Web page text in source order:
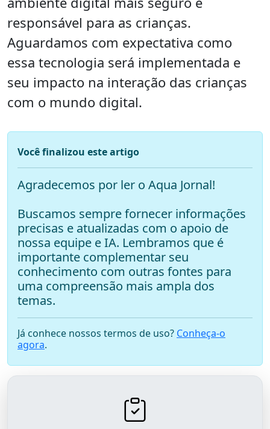
responsável para as crianças.
Aguardamos com expectativa como
essa tecnologia será implementada e
seu impacto na interação das crianças
com o mundo digital.
Você finalizou este artigo
Agradecemos por ler o Aqua Jornal!
Buscamos sempre fornecer informações
precisas e atualizadas com o apoio de
nossa equipe e IA. Lembramos que é
importante complementar seu
conhecimento com outras fontes para
uma compreensão mais ampla dos
temas.
Já conhece nossos termos de uso? Conheça-o
agora.